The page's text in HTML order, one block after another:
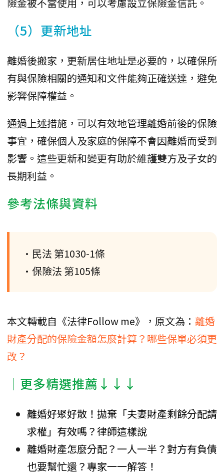
（5）更新地址
離婚後搬家，更新居住地址是必要的，以確保所
有與保險相關的通知和文件能夠正確送達，避免
影響保障權益。
通過上述措施，可以有效地管理離婚前後的保險
事宜，確保個人及家庭的保障不會因離婚而受到
影響。這些更新和變更有助於維護雙方及子女的
長期利益。
參考法條與資料
•民法 第1030-1條
•保險法 第105條
本文轉載自《法律Follow me》，原文為： 離婚
財產分配的保險金額怎麼計算？哪些保單必須更
改？
│更多精選推薦↓↓↓
離婚好聚好散！拋棄「夫妻財產剩餘分配請
求權」有效嗎？律師這樣說
離婚財產怎麼分配？一人一半？對方有負債
也要幫忙還？專家一一解答！